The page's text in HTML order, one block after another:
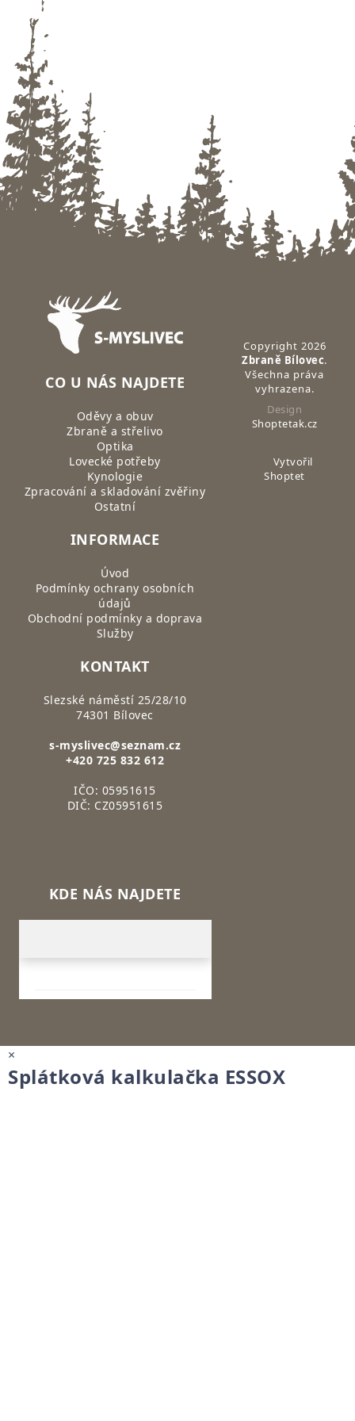
Zápatí
CO U NÁS NAJDETE
Oděvy a obuv
Zbraně a střelivo
Optika
Lovecké potřeby
Kynologie
Zpracování a skladování zvěřiny
Ostatní
INFORMACE
Úvod
Podmínky ochrany osobních
údajů
Obchodní podmínky a doprava
Služby
KONTAKT
Slezské náměstí 25/28/10
74301 Bílovec
s-myslivec@seznam.cz
+420 725 832 612
IČO: 05951615
DIČ: CZ05951615
KDE NÁS NAJDETE
Copyright 2026
Zbraně Bílovec.
Všechna práva
vyhrazena.
Design
Shoptetak.cz
Vytvořil
Shoptet
×
Splátková kalkulačka ESSOX